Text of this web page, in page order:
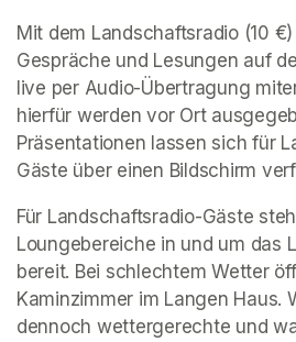
Mit dem Landschaftsradio (10
Gespräche und Lesungen auf
live per Audio-Übertragung
hierfür werden vor Ort
Präsentationen lassen sich für
Gäste über einen Bildschirm
Für Landschaftsradio-Gäste
Loungebereiche in und um das
bereit. Bei schlechtem Wetter
Kaminzimmer im Langen Haus.
dennoch wettergerechte und